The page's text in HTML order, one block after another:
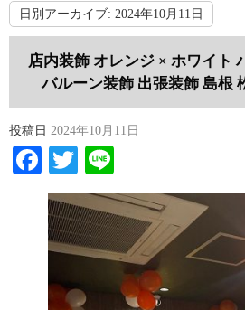
日別アーカイブ: 2024年10月11日
店内装飾 オレンジ × ホワイト
バルーン装飾 出張装飾 島根
投稿日 2024年10月11日
Facebook
Twitter